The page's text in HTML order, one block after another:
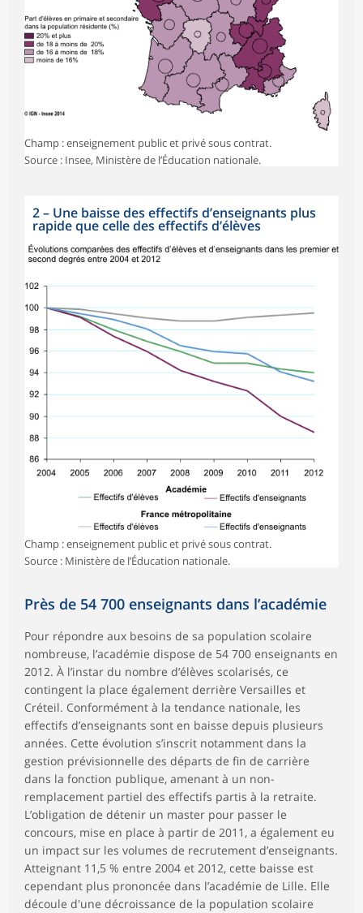
Champ : enseignement public et privé sous contrat.
Source : Insee, Ministère de l’Éducation nationale.
2– Une baisse des effectifs d’enseignants plus
rapide que celle des effectifs d’élèves
Champ : enseignement public et privé sous contrat.
Source : Ministère de l’Éducation nationale.
Près de 54 700 enseignants dans l’académie
Pour répondre aux besoins de sa population scolaire
nombreuse, l’académie dispose de 54 700 enseignants en
2012. À l’instar du nombre d’élèves scolarisés, ce
contingent la place également derrière Versailles et
Créteil. Conformément à la tendance nationale, les
effectifs d’enseignants sont en baisse depuis plusieurs
années. Cette évolution s’inscrit notamment dans la
gestion prévisionnelle des départs de fin de carrière
dans la fonction publique, amenant à un non-
remplacement partiel des effectifs partis à la retraite.
L’obligation de détenir un master pour passer le
concours, mise en place à partir de 2011, a également eu
un impact sur les volumes de recrutement d’enseignants.
Atteignant 11,5 % entre 2004 et 2012, cette baisse est
cependant plus prononcée dans l’académie de Lille. Elle
découle d'une décroissance de la population scolaire